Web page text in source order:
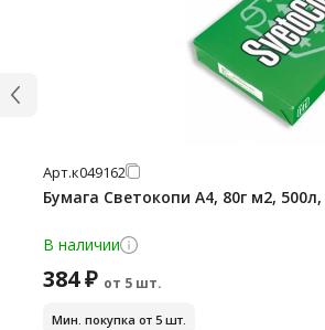
Арт.к049162
Бумага Светокопи А4, 80г м2, 500л,
В наличии
384 ₽ от 5 шт.
Мин. покупка от 5 шт.